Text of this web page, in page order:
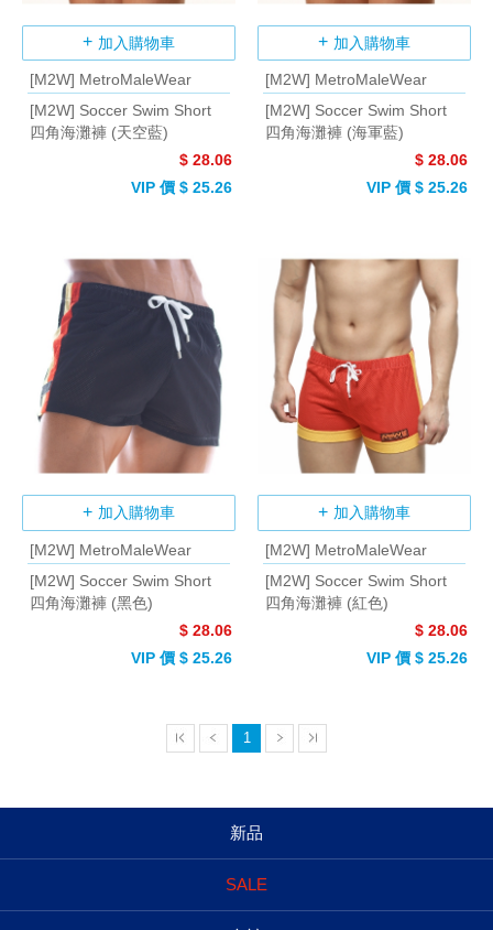
加入購物車
[M2W] MetroMaleWear
[M2W] Soccer Swim Short
四角海灘褲 (天空藍)
$ 28.06
VIP 價 $ 25.26
加入購物車
[M2W] MetroMaleWear
[M2W] Soccer Swim Short
四角海灘褲 (海軍藍)
$ 28.06
VIP 價 $ 25.26
加入購物車
[M2W] MetroMaleWear
[M2W] Soccer Swim Short
四角海灘褲 (黑色)
$ 28.06
VIP 價 $ 25.26
加入購物車
[M2W] MetroMaleWear
[M2W] Soccer Swim Short
四角海灘褲 (紅色)
$ 28.06
VIP 價 $ 25.26
1
新品
SALE